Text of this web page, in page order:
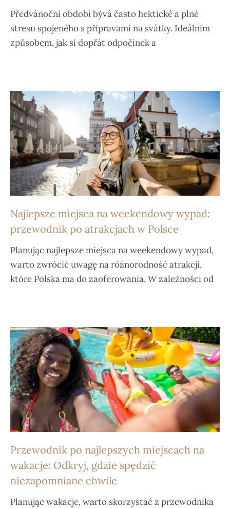
Předvánoční období bývá často hektické a plné
stresu spojeného s přípravami na svátky. Ideálním
způsobem, jak si dopřát odpočinek a
Najlepsze miejsca na weekendowy wypad:
przewodnik po atrakcjach w Polsce
Planując najlepsze miejsca na weekendowy wypad,
warto zwrócić uwagę na różnorodność atrakcji,
które Polska ma do zaoferowania. W zależności od
Przewodnik po najlepszych miejscach na
wakacje: Odkryj, gdzie spędzić
niezapomniane chwile
Planując wakacje, warto skorzystać z przewodnika